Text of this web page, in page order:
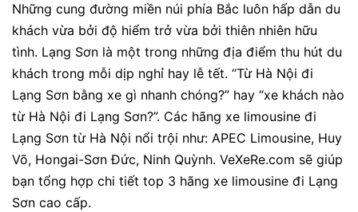
Những cung đường miền núi phía Bắc luôn hấp dẫn du
khách vừa bởi độ hiểm trở vừa bởi thiên nhiên hữu
tình. Lạng Sơn là một trong những địa điểm thu hút du
khách trong mỗi dịp nghỉ hay lễ tết. “Từ Hà Nội đi
Lạng Sơn bằng xe gì nhanh chóng?” hay “xe khách nào
từ Hà Nội đi Lạng Sơn?”. Các hãng xe limousine đi
Lạng Sơn từ Hà Nội nổi trội như: APEC Limousine, Huy
Võ, Hongai-Sơn Đức, Ninh Quỳnh. VeXeRe.com sẽ giúp
bạn tổng hợp chi tiết top 3 hãng xe limousine đi Lạng
Sơn cao cấp.